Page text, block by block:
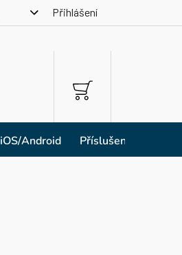
Přihlášení
NÁKUPNÍ
KOŠÍK
iOS/Android Příslušenství